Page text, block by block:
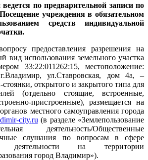
по предварительной записи по
учреждения в обязательном
средств индивидуальной
предоставления разрешения на
вид использования земельного участка
33:22:011262:15, местоположение:
ул.Ставровская, дом 4а, –
стоянки, открытого и закрытого типа для
(отдельно стоящие, встроенные,
пристроенные), размещается на
местного самоуправления города
-city.ru (в разделе «Землепользование
деятельность/Общественные
слушания по вопросам в сфере
деятельности на территории
город Владимир»).